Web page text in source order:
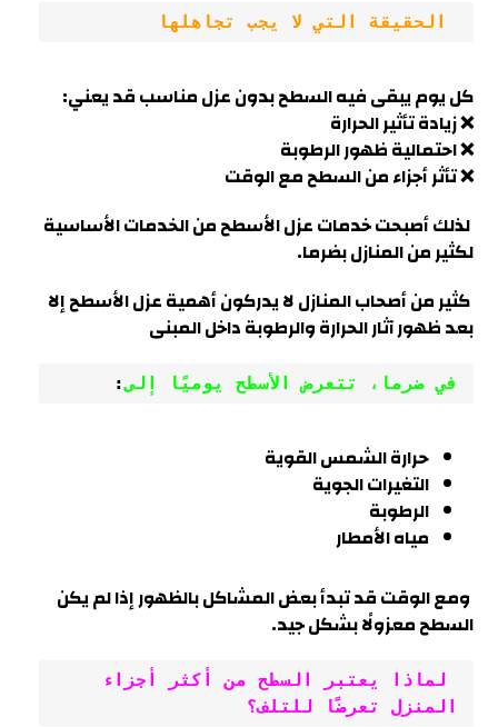
الحقيقة التي لا يجب تجاهلها
كل يوم يبقى فيه السطح بدون عزل مناسب قد يعني:
❌ زيادة تأثير الحرارة
❌ احتمالية ظهور الرطوبة
❌ تأثر أجزاء من السطح مع الوقت
لذلك أصبحت خدمات عزل الأسطح من الخدمات الأساسية
لكثير من المنازل بضرما.
كثير من أصحاب المنازل لا يدركون أهمية عزل الأسطح إلا
بعد ظهور آثار الحرارة والرطوبة داخل المبنى
في ضرما ، تتعرض الأسطح يوميًا إلى:
حرارة الشمس القوية
التغيرات الجوية
الرطوبة
مياه الأمطار
ومع الوقت قد تبدأ بعض المشاكل بالظهور إذا لم يكن
السطح معزولًا بشكل جيد.
المنزل تعرضًا للتلف؟